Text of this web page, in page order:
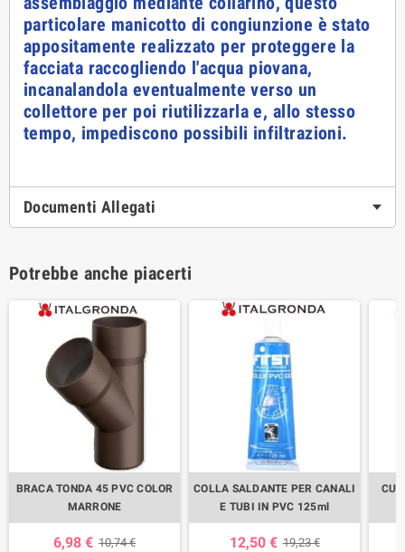
particolare manicotto di congiunzione è stato
appositamente realizzato per proteggere la
facciata raccogliendo l'acqua piovana,
incanalandola eventualmente verso un
collettore per poi riutilizzarla e, allo stesso
tempo, impediscono possibili infiltrazioni.
Documenti Allegati
Potrebbe anche piacerti
BRACA TONDA 45 PVC COLOR
MARRONE
6,98 € 10,74 €
COLLA SALDANTE PER CANALI
E TUBI IN PVC 125ml
12,50 € 19,23 €